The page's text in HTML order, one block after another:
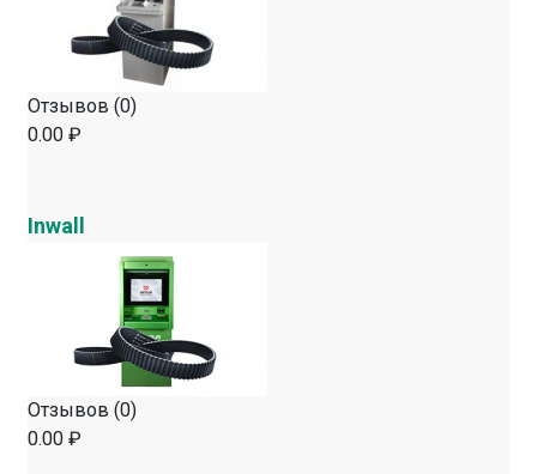
Отзывов (0)
0.00 ₽
Inwall
Отзывов (0)
0.00 ₽